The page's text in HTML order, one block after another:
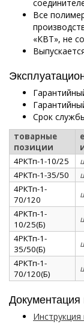
Все
«КВТ», не
Срок
товарные
позиции
4РКТп-1-10/25
4РКТп-1-35/50
4РКТп-1-
70/120
4РКТп-1-
10/25(Б)
4РКТп-1-
35/50(Б)
4РКТп-1-
70/120(Б)